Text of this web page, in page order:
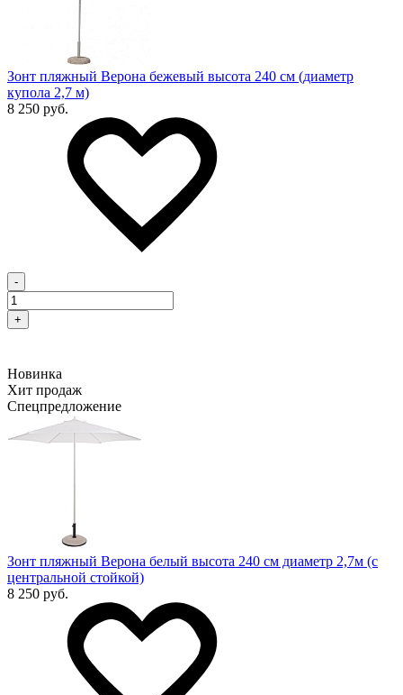
Зонт пляжный Верона бежевый высота 240 см (диаметр
купола 2,7 м)
8 250 руб.
-
+
Новинка
Хит продаж
Спецпредложение
Зонт пляжный Верона белый высота 240 см диаметр 2,7м (с
центральной стойкой)
8 250 руб.